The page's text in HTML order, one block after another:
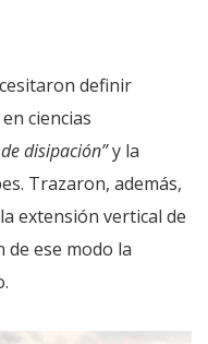
definir
ciencias
disipación”y la
Trazaron, además,
extensión vertical de
de ese modo la